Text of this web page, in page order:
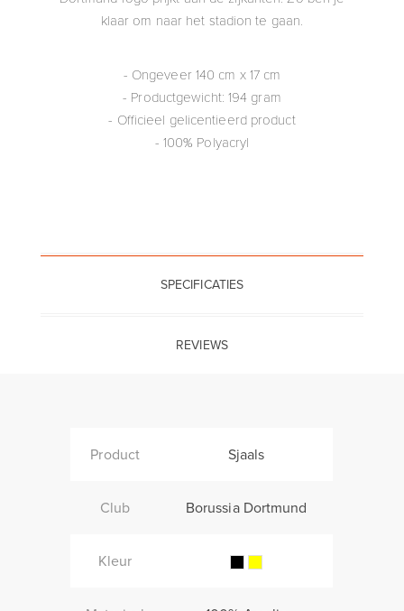
klaar om naar het stadion te gaan.
- Ongeveer 140 cm x 17 cm
- Productgewicht: 194 gram
- Officieel gelicentieerd product
- 100% Polyacryl
SPECIFICATIES
REVIEWS
Product Sjaals
Club Borussia Dortmund
Kleur